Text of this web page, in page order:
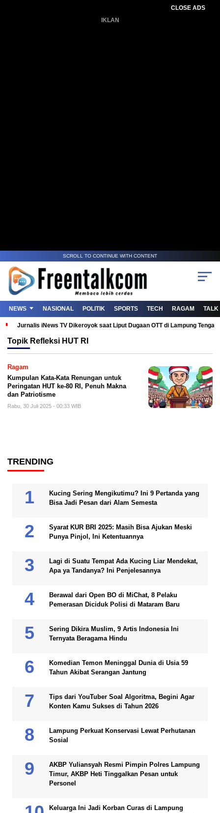
CLOSE ADS
IKLAN
SCROLL TO CONTINUE WITH CONTENT
NEWS NASIONAL POLITIK SPORTS TECH RAGAM TALK
Jurnalis iNews TV Dikeroyok saat Liput Dugaan OTT di Lampung
Topik Refleksi HUT RI
Ragam
Kumpulan Kata-Kata Renungan untuk
Peringatan HUT ke-80 RI, Penuh Makna
dan Patriotisme
Rabu, 30 Juli 2025 - 00:33 WIB
TRENDING
Kucing Sering Mengikutimu? Ini 9 Pertanda yang
Bisa Jadi Pesan dari Alam Semesta
Syarat KUR BRI 2025: Masih Bisa Ajukan Meski
Punya Pinjol, Ini Ketentuannya
Lagi di Suatu Tempat Ada Kucing Liar Mendekat,
Apa ya Tandanya? Ini Penjelesannya
Berawal dari Open BO di MiChat, 8 Pelaku
Pemerasan Diciduk Polisi di Mataram Baru
Sering Dikira Muslim, 9 Artis Indonesia Ini
Ternyata Beragama Hindu
Komedian Temon Meninggal Dunia di Usia 59
Tahun Akibat Serangan Jantung
Tips dari YouTuber Soal Algoritma, Begini Agar
Konten Kamu Sukses di Tahun 2026
Lampung Perkuat Konservasi Lewat Perhutanan
Sosial
AKBP Yuliansyah Resmi Pimpin Polres Lampung
Timur, AKBP Heti Tinggalkan Pesan untuk
Personel
Keluarga Ini Jadi Korban Curas di Lampung